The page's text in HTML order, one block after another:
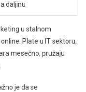
daljinu
u stalnom
Plate u IT sektoru,
mesečno, pružaju
je da se